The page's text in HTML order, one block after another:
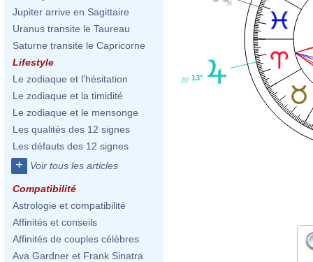
Jupiter arrive en Sagittaire
Uranus transite le Taureau
Saturne transite le Capricorne
Lifestyle
Le zodiaque et l'hésitation
Le zodiaque et la timidité
Le zodiaque et le mensonge
Les qualités des 12 signes
Les défauts des 12 signes
+ Voir tous les articles
Compatibilité
Astrologie et compatibilité
Affinités et conseils
Affinités de couples célèbres
Ava Gardner et Frank Sinatra
13°
20'